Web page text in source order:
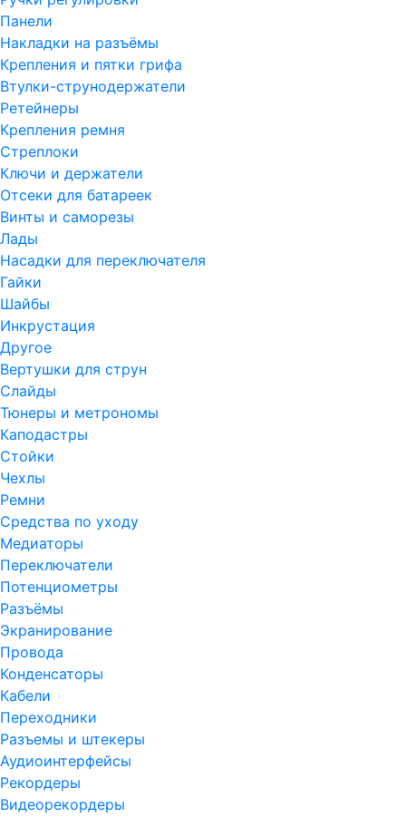
Панели
Накладки на разъёмы
Крепления и пятки грифа
Втулки-струнодержатели
Ретейнеры
Крепления ремня
Стреплоки
Ключи и держатели
Отсеки для батареек
Винты и саморезы
Лады
Насадки для переключателя
Гайки
Шайбы
Инкрустация
Другое
Вертушки для струн
Слайды
Тюнеры и метрономы
Каподастры
Стойки
Чехлы
Ремни
Средства по уходу
Медиаторы
Переключатели
Потенциометры
Разъёмы
Экранирование
Провода
Конденсаторы
Кабели
Переходники
Разъемы и штекеры
Аудиоинтерфейсы
Рекордеры
Видеорекордеры